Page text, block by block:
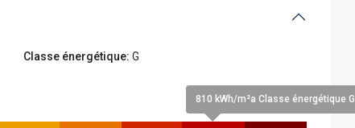
Classe énergétique: G
810 kWh/m²a Classe énergétique G